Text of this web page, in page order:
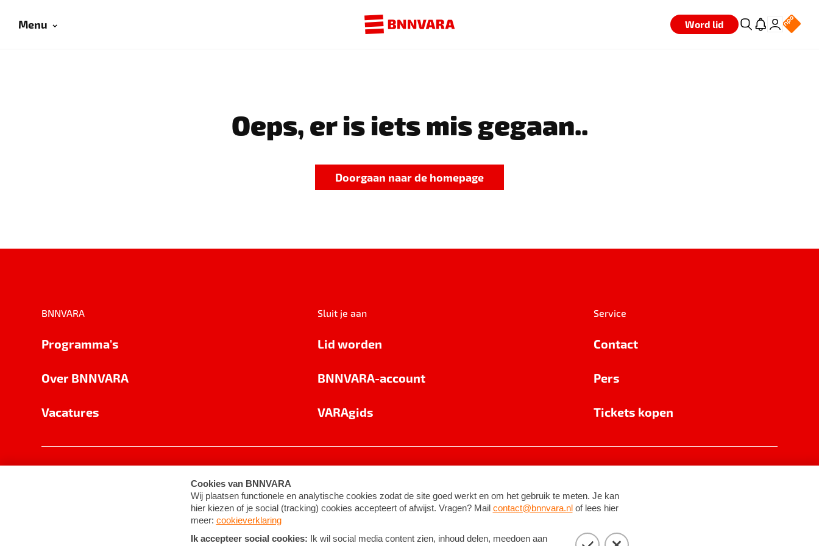
Menu Word lid
Oeps, er is iets mis gegaan..
Doorgaan naar de homepage
BNNVARA
Programma's
Over BNNVARA
Vacatures
Sluit je aan
Lid worden
BNNVARA-account
VARAgids
Service
Contact
Pers
Tickets kopen
Cookie-instellingen Algemene voorwaarden ©2026BNNVARA